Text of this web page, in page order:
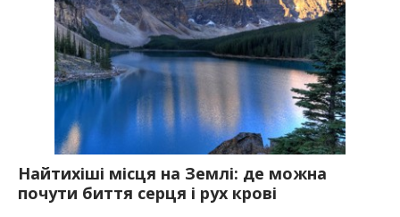
Найтихіші місця на Землі: де можна
почути биття серця і рух крові